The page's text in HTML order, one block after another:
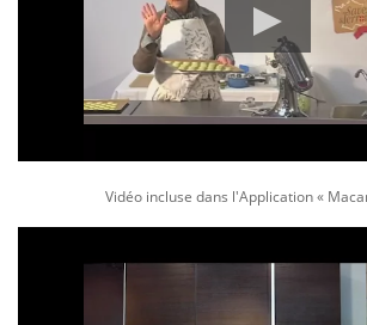
Vidéo incluse dans l'Application «